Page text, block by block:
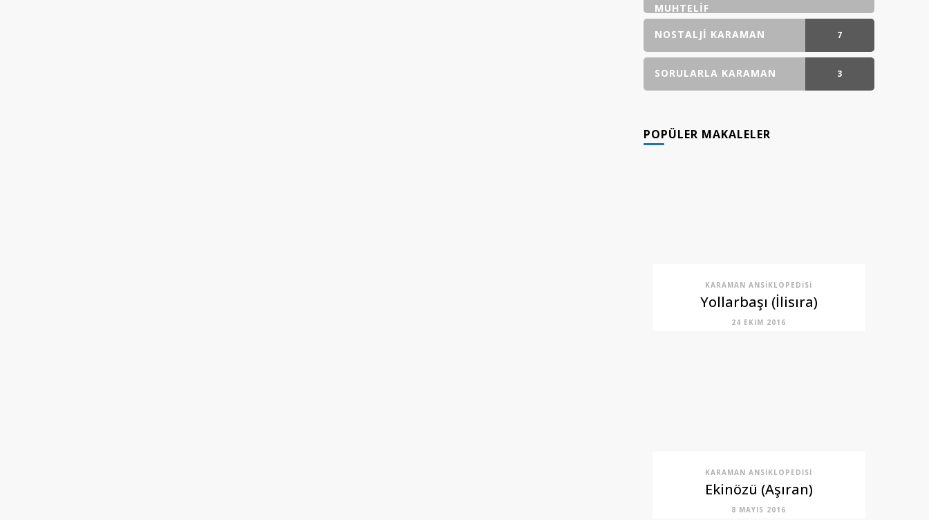
MUHTELIF
NOSTALJI KARAMAN
7
GÖNDERI(LER)
SORULARLA KARAMAN 3
POPÜLER MAKALELER
KARAMAN ANSIKLOPEDISI
Yollarbaşı (İlisıra)
24 EKIM 2016
KARAMAN ANSIKLOPEDISI
Ekinözü (Aşıran)
8 MAYIS 2016